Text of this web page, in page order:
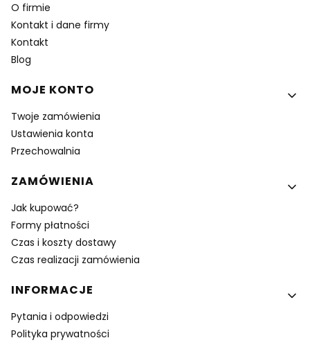
O firmie
Kontakt i dane firmy
Kontakt
Blog
MOJE KONTO
Twoje zamówienia
Ustawienia konta
Przechowalnia
ZAMÓWIENIA
Jak kupować?
Formy płatności
Czas i koszty dostawy
Czas realizacji zamówienia
INFORMACJE
Pytania i odpowiedzi
Polityka prywatności